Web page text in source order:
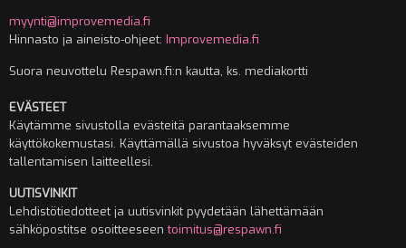
myynti@improvemedia.fi
Hinnasto ja aineisto-ohjeet: Improvemedia.fi
Suora neuvottelu Respawn.fi:n kautta, ks. mediakortti
EVÄSTEET
Käytämme sivustolla evästeitä parantaaksemme
käyttökokemustasi. Käyttämällä sivustoa hyväksyt evästeiden
tallentamisen laitteellesi.
UUTISVINKIT
Lehdistötiedotteet ja uutisvinkit pyydetään lähettämään
sähköpostitse osoitteeseentoimitus@respawn.fi